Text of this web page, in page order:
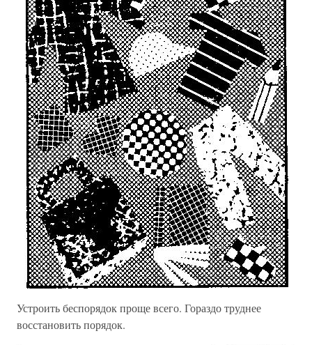
Устроить беспорядок проще всего. Гораздо труднее
восстановить порядок.